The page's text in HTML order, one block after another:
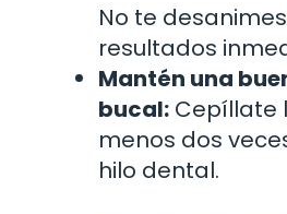
No te
resultados
Mantén una
bucal: Cepíllate
menos dos
hilo dental.